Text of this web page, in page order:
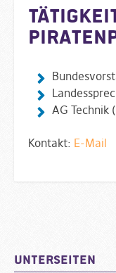
AG Technik
Kontakt: E-Mail
Sidebar
Unterseiten